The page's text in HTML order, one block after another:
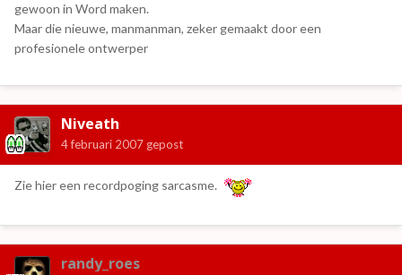
gewoon in Word maken.
Maar die nieuwe, manmanman, zeker gemaakt door een
profesionele ontwerper
Niveath
4 februari 2007 gepost
Zie hier een recordpoging sarcasme.
randy_roes